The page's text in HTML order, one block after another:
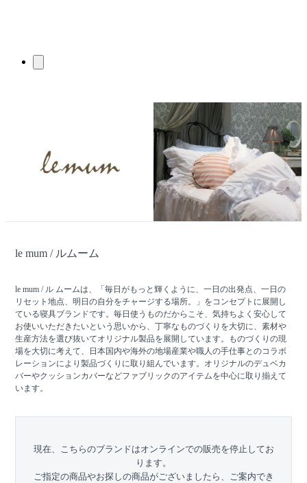
le mum / ルムーム
le mum / ル ムームは、「毎日がもっと輝くように、一日の出発点、一日の
リセット地点、明日の自分をチャージする場所。」をコンセプトに展開し
ている寝具ブランドです。毎日使うものだからこそ、気持ちよく安心して
お使いいただきたいという思いから、丁寧なものづくりを大切に、素材や
生産方法を選び抜いてオリジナル製品を展開しています。ものづくりの現
場を大切に考えて、日本国内や海外の地場産業や職人の手仕事とのコラボ
レーションにより製品づくりに取り組んでいます。オリジナルのデュベカ
バーやクッションカバーなどファブリックのアイテムを中心に取り揃えて
います。
現在、こちらのブランドはオンラインでの販売を停止してお
ります。
ご指定の商品やお探しの商品がございましたら、ご案内でき